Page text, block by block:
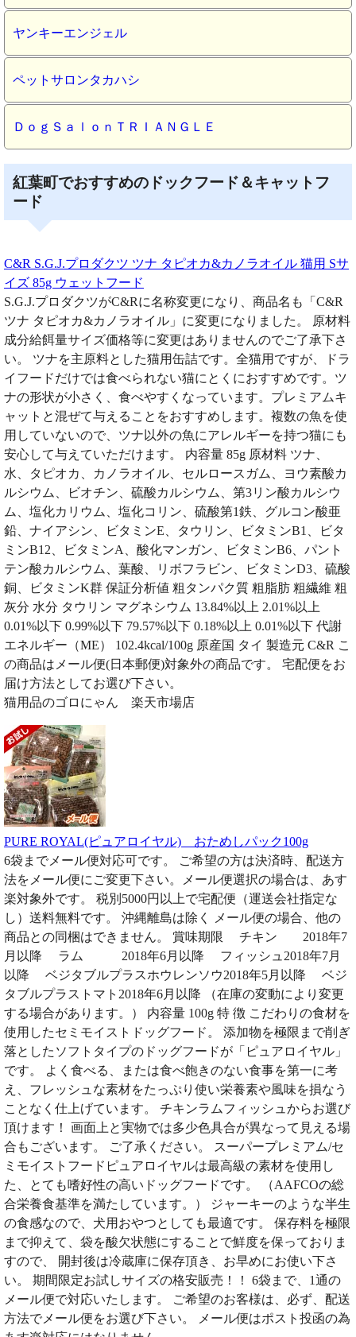
ヤンキーエンジェル
ペットサロンタカハシ
ＤｏｇＳａｌｏｎＴＲＩＡＮＧＬＥ
紅葉町でおすすめのドックフード＆キャットフ
ード
C&R S.G.J.プロダクツ ツナ タピオカ&カノラオイル 猫用 Sサ
イズ 85g ウェットフード
S.G.J.プロダクツがC&Rに名称変更になり、商品名も「C&R
ツナ タピオカ&カノラオイル」に変更になりました。 原材料
成分給餌量サイズ価格等に変更はありませんのでご了承下さ
い。 ツナを主原料とした猫用缶詰です。全猫用ですが、ドラ
イフードだけでは食べられない猫にとくにおすすめです。ツ
ナの形状が小さく、食べやすくなっています。プレミアムキ
ャットと混ぜて与えることをおすすめします。複数の魚を使
用していないので、ツナ以外の魚にアレルギーを持つ猫にも
安心して与えていただけます。 内容量 85g 原材料 ツナ、
水、タピオカ、カノラオイル、セルロースガム、ヨウ素酸カ
ルシウム、ビオチン、硫酸カルシウム、第3リン酸カルシウ
ム、塩化カリウム、塩化コリン、硫酸第1鉄、グルコン酸亜
鉛、ナイアシン、ビタミンE、タウリン、ビタミンB1、ビタ
ミンB12、ビタミンA、酸化マンガン、ビタミンB6、パント
テン酸カルシウム、葉酸、リボフラビン、ビタミンD3、硫酸
銅、ビタミンK群 保証分析値 粗タンパク質 粗脂肪 粗繊維 粗
灰分 水分 タウリン マグネシウム 13.84%以上 2.01%以上
0.01%以下 0.99%以下 79.57%以下 0.18%以上 0.01%以下 代謝
エネルギー（ME） 102.4kcal/100g 原産国 タイ 製造元 C&R こ
の商品はメール便(日本郵便)対象外の商品です。 宅配便をお
届け方法としてお選び下さい。
猫用品のゴロにゃん 楽天市場店
PURE ROYAL(ピュアロイヤル) おためしパック100g
6袋までメール便対応可です。 ご希望の方は決済時、配送方
法をメール便にご変更下さい。メール便選択の場合は、あす
楽対象外です。 税別5000円以上で宅配便（運送会社指定な
し）送料無料です。 沖縄離島は除く メール便の場合、他の
商品との同梱はできません。 賞味期限 チキン 2018年7
月以降 ラム 2018年6月以降 フィッシュ2018年7月
以降 ベジタブルプラスホウレンソウ2018年5月以降 ベジ
タブルプラストマト2018年6月以降 （在庫の変動により変更
する場合があります。） 内容量 100g 特 徴 こだわりの食材を
使用したセミモイストドッグフード。 添加物を極限まで削ぎ
落としたソフトタイプのドッグフードが「ピュアロイヤル」
です。 よく食べる、または食べ飽きのない食事を第一に考
え、フレッシュな素材をたっぷり使い栄養素や風味を損なう
ことなく仕上げています。 チキンラムフィッシュからお選び
頂けます！ 画面上と実物では多少色具合が異なって見える場
合もございます。 ご了承ください。 スーパープレミアム/セ
ミモイストフードピュアロイヤルは最高級の素材を使用し
た、とても嗜好性の高いドッグフードです。 （AAFCOの総
合栄養食基準を満たしています。） ジャーキーのような半生
の食感なので、犬用おやつとしても最適です。 保存料を極限
まで抑えて、袋を酸欠状態にすることで鮮度を保っておりま
すので、 開封後は冷蔵庫に保存頂き、お早めにお使い下さ
い。 期間限定お試しサイズの格安販売！！ 6袋まで、1通の
メール便で対応いたします。 ご希望のお客様は、必ず、配送
方法でメール便をお選び下さい。 メール便はポスト投函の為